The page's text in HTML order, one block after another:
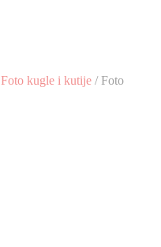
Foto kugle i kutije / Foto